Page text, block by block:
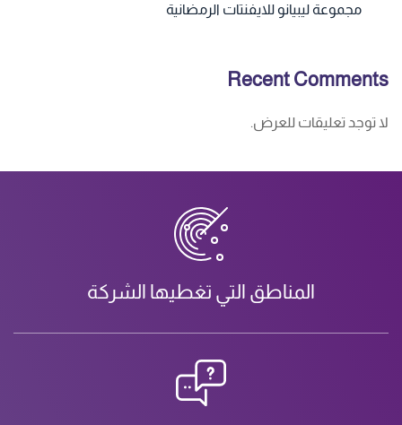
مجموعة ليبيانو للايفنتات الرمضانية
Recent Comments
لا توجد تعليقات للعرض.
المناطق التي تغطيها الشركة